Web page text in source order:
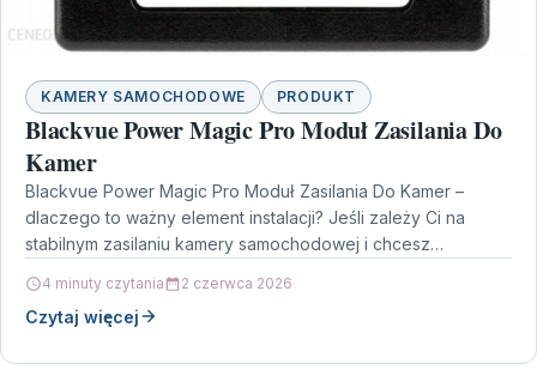
KAMERY SAMOCHODOWE PRODUKT
Blackvue Power Magic Pro Moduł Zasilania Do
Kamer
Blackvue Power Magic Pro Moduł Zasilania Do Kamer –
dlaczego to ważny element instalacji? Jeśli zależy Ci na
stabilnym zasilaniu kamery samochodowej i chcesz…
4 minuty czytania 2 czerwca 2026
Czytaj więcej